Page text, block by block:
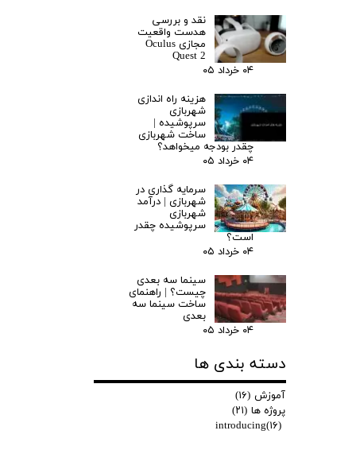
نقد و بررسی
هدست واقعیت
مجازی Oculus
Quest 2
۰۴ خرداد ۰۵
هزینه راه اندازی
شهربازی
سرپوشیده |
ساخت شهربازی
چقدر بودجه میخواهد؟
۰۴ خرداد ۰۵
سرمایه گذاری در
شهربازی | درآمد
شهربازی
سرپوشیده چقدر
است؟
۰۴ خرداد ۰۵
سینما سه بعدی
چیست؟ | راهنمای
ساخت سینما سه
بعدی
۰۴ خرداد ۰۵
دسته بندی ها
آموزش (۱۶)
پروژه ها (۲۱)
introducing(۱۶)